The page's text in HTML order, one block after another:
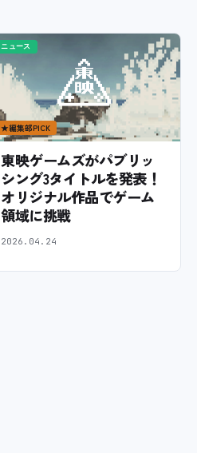
ニュース
★編集部PICK
東映ゲームズがパブリッ
シング3タイトルを発表！
オリジナル作品でゲーム
領域に挑戦
2026.04.24